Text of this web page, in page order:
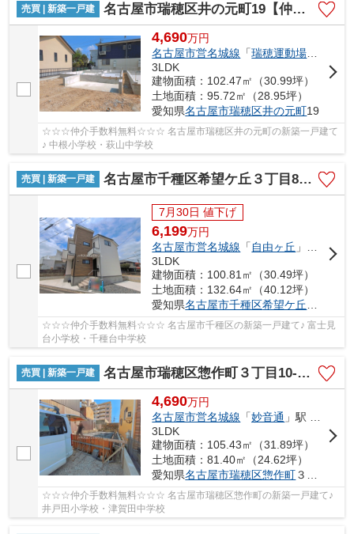
売買 | 新築一戸建 名古屋市瑞穂区井の元町19【仲介手数料無料】新築一戸建て 2号棟
4,690万円
名古屋市営名城線 「瑞穂運動場東
3LDK
建物面積：102.47㎡（30.99坪）
土地面積：95.72㎡（28.95坪）
愛知県名古屋市瑞穂区井の元町19
☆☆☆仲介手数料無料☆☆☆ 名古屋市瑞穂区井の元町の新築一戸建て
♪ 中根小学校・萩山中学校
売買 | 新築一戸建 名古屋市千種区希望ケ丘３丁目8-11【仲介手数料無料】新築一戸建て
7月30日 値下げ
6,199万円
名古屋市営名城線 「 自由ヶ丘 」駅 徒歩11分
3LDK
建物面積：100.81㎡（30.49坪）
土地面積：132.64㎡（40.12坪）
愛知県名古屋市千種区希望ケ丘
☆☆☆仲介手数料無料☆☆☆ 名古屋市千種区の新築一戸建て♪ 富士見
台小学校・千種台中学校
売買 | 新築一戸建 名古屋市瑞穂区惣作町３丁目10-8【仲介手数料無料】新築一戸建て 1号棟
4,690万円
名古屋市営名城線 「妙音通 」駅 徒歩10分
3LDK
建物面積：105.43㎡（31.89坪）
土地面積：81.40㎡（24.62坪）
愛知県名古屋市瑞穂区惣作町３丁目10-8
☆☆☆仲介手数料無料☆☆☆ 名古屋市瑞穂区惣作町の新築一戸建て♪
井戸田小学校・津賀田中学校